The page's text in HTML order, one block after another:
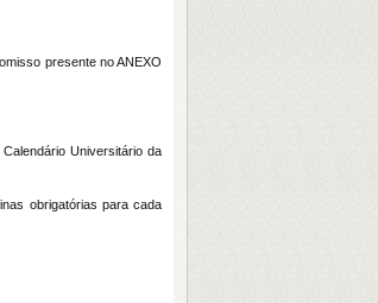
presente no ANEXO
Universitário da
obrigatórias para cada